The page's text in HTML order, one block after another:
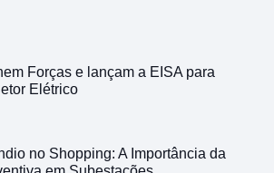
Forças e lançam a EISA para
Elétrico
no Shopping: A Importância da